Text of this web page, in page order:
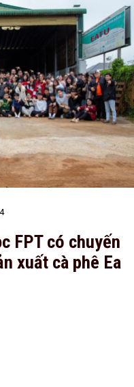
FPT có chuyến
xuất cà phê Ea